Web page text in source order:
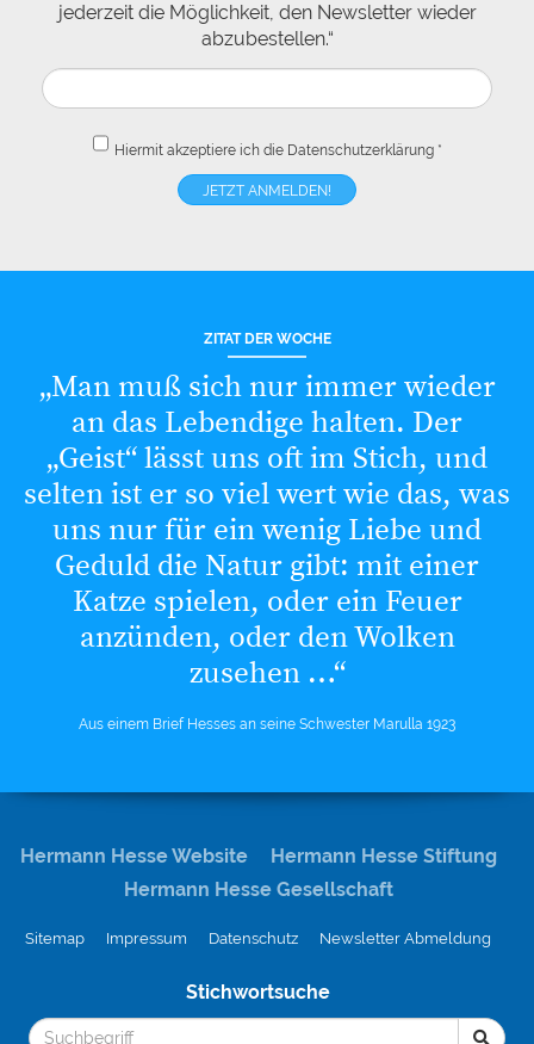
jederzeit die Möglichkeit, den Newsletter wieder
abzubestellen.“
Hiermit akzeptiere ich die Datenschutzerklärung*
ZITAT DER WOCHE
„Man muß sich nur immer wieder
an das Lebendige halten. Der
„Geist“ lässt uns oft im Stich, und
selten ist er so viel wert wie das, was
uns nur für ein wenig Liebe und
Geduld die Natur gibt: mit einer
Katze spielen, oder ein Feuer
anzünden, oder den Wolken
zusehen …“
Aus einem Brief Hesses an seine Schwester Marulla 1923
Hermann Hesse Website
Hermann Hesse Stiftung
Hermann Hesse Gesellschaft
Sitemap Impressum Datenschutz Newsletter Abmeldung
Stichwortsuche